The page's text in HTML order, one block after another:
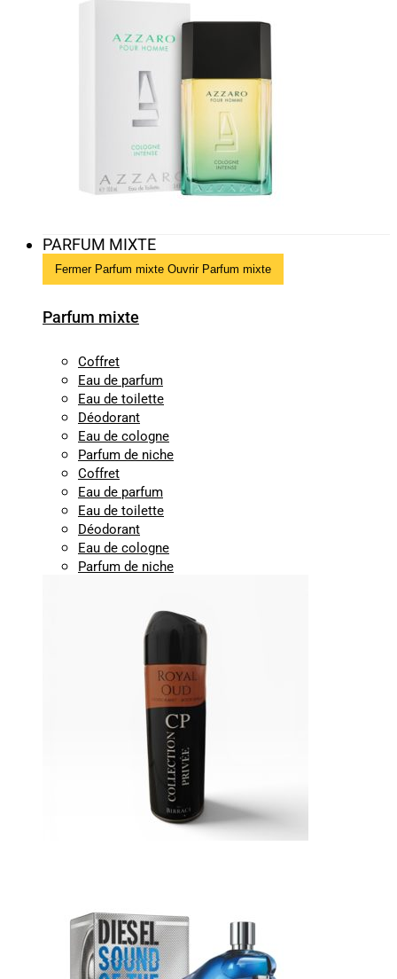
PARFUM MIXTE
Fermer Parfum mixte Ouvrir Parfum mixte
Parfum mixte
Coffret
Eau de parfum
Eau de toilette
Déodorant
Eau de cologne
Parfum de niche
Coffret
Eau de parfum
Eau de toilette
Déodorant
Eau de cologne
Parfum de niche